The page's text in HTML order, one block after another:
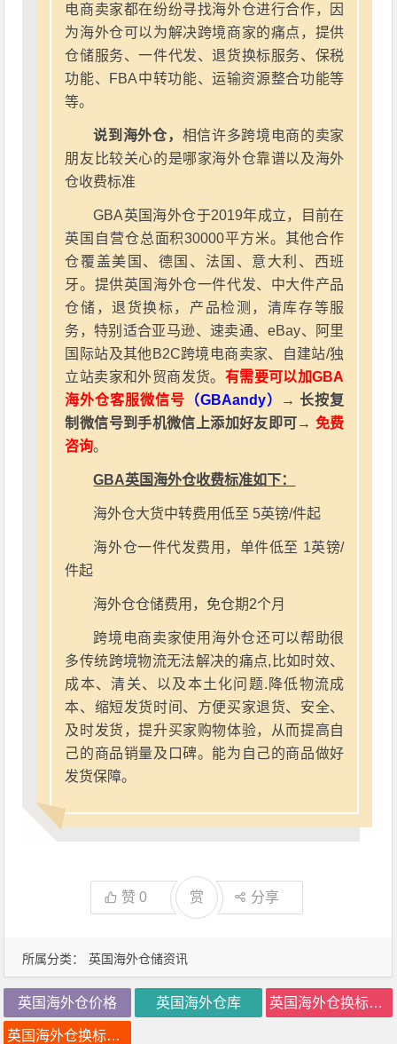
所属分类： 英国海外仓储资讯
电商卖家都在纷纷寻找海外仓进行合作，因
为海外仓可以为解决跨境商家的痛点，提供
仓储服务、一件代发、退货换标服务、保税
功能、FBA中转功能、运输资源整合功能等
等。
说到海外仓， 相信许多跨境电商的卖家
朋友比较关心的是哪家海外仓靠谱以及海外
仓收费标准
GBA英国海外仓于2019年成立，目前在
英国自营仓总面积30000平方米。其他合作
仓覆盖美国、德国、法国、意大利、西班
牙。提供英国海外仓一件代发、中大件产品
仓储，退货换标，产品检测，清库存等服
务，特别适合亚马逊、速卖通、eBay、阿里
国际站及其他B2C跨境电商卖家、自建站/独
立站卖家和外贸商发货。 有需要可以加GBA
海外仓客服微信号 （GBAandy）
→ 长按复
制微信号到手机微信上添加好友即可→ 免费
咨询。
GBA英国海外仓收费标准如下：
海外仓大货中转费用低至 5英镑/件起
海外仓一件代发费用，单件低至 1英镑/
件起
海外仓仓储费用，免仓期2个月
跨境电商卖家使用海外仓还可以帮助很
多传统跨境物流无法解决的痛点,比如时效、
成本、清关、以及本土化问题.降低物流成
本、缩短发货时间、方便买家退货、安全、
及时发货，提升买家购物体验，从而提高自
己的商品销量及口碑。能为自己的商品做好
发货保障。
赞0 赏 分享
英国海外仓价格 英国海外仓库 英国海外仓换标价格
英国海外仓换标费用